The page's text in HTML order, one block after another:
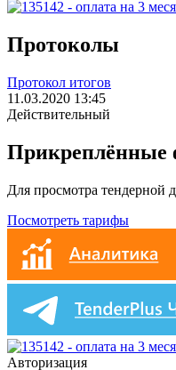
Протоколы
Протокол итогов
11.03.2020 13:45
Действительный
Прикреплённые
Для просмотра тендерной
Посмотреть тарифы
Авторизация